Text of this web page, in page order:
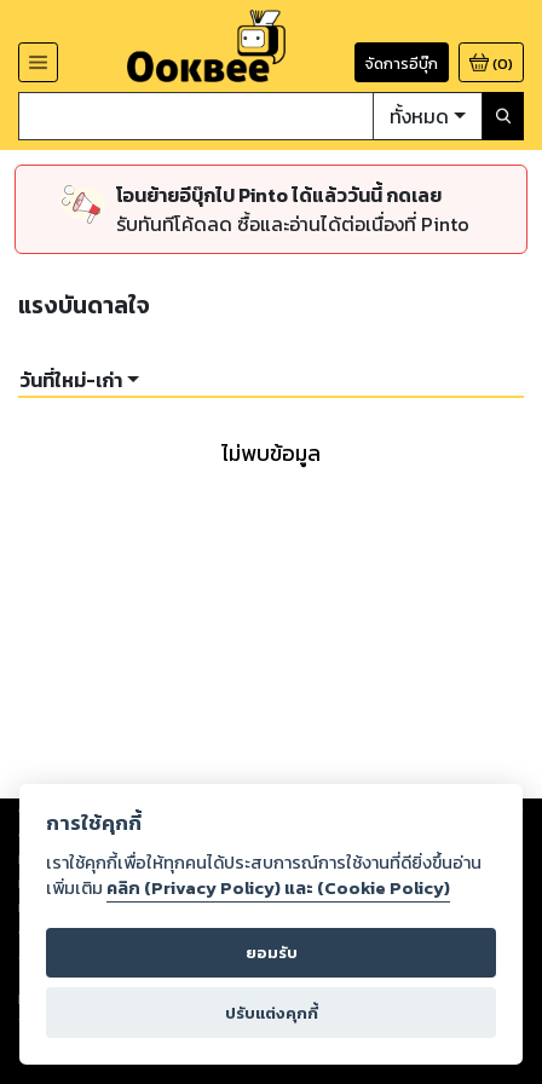
จัดการอีบุ๊ก (0)
ทั้งหมด
โอนย้ายอีบุ๊กไป Pinto ได้แล้ววันนี้ กดเลย
รับทันทีโค้ดลด ซื้อและอ่านได้ต่อเนื่องที่ Pinto
แรงบันดาลใจ
วันที่ใหม่-เก่า
ไม่พบข้อมูล
Copyright © 2026
ต่อผลงานหรือเนื้อหาใดที่อัปโหลดผ่านเว็บไซต์และปรากฏว่าละเมิดสิทธิใน
ทรัพย์สินทางปัญญาของบุคคลอื่นหรือขัดต่อกฎหมายและศีลธรรม ดังนั้น ผู้อ่าน
ทุกท่านโปรดใช้วิจารณญาณในการกลั่นกรองด้วยตนเอง และหากท่านพบว่าส่วน
หนึ่งส่วนใดขัดต่อกฎหมายและศีลธรรม กรุณาแจ้งมายังบริษัท เพื่อทีมงานจะได้
ดำเนินการในทันที ทั้งนี้ ทางสตอรี่ล็อกขอสงวนลิขสิทธิ์ตามพระราชบัญญัติ
ลิขสิทธิ์ พ.ศ. 2537 (ฉบับล่าสุด)
For support: member@ookbee.com
Version
การใช้คุกกี้
เราใช้คุกกี้เพื่อให้ทุกคนได้ประสบการณ์การใช้งานที่ดียิ่งขึ้นอ่าน
เพิ่มเติม คลิก (Privacy Policy) และ (Cookie Policy)
ยอมรับ
ปรับแต่งคุกกี้